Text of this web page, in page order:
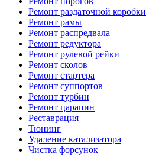
Ремонт раздаточной коробки
Ремонт рамы
Ремонт распредвала
Ремонт редуктора
Ремонт рулевой рейки
Ремонт сколов
Ремонт стартера
Ремонт суппортов
Ремонт турбин
Ремонт царапин
Реставрация
Тюнинг
Удаление катализатора
Чистка форсунок